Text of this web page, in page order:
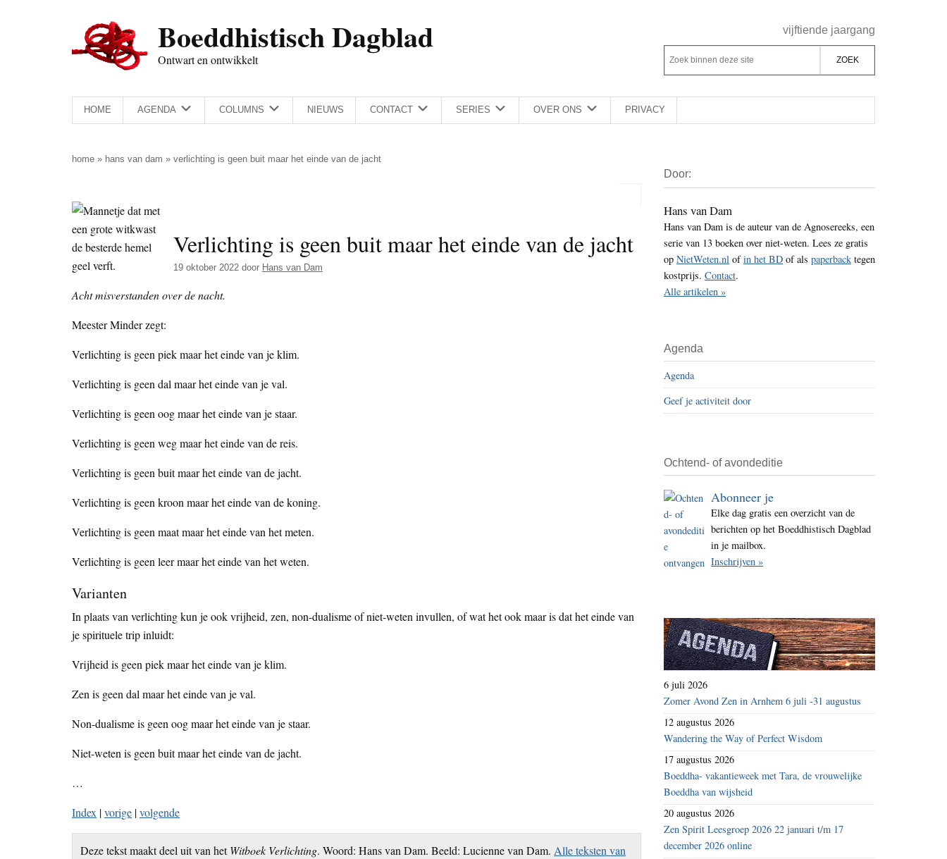
Boeddhistisch Dagblad
Ontwart en ontwikkelt
Rechts
vijftiende jaargang
Z
o
e
k
d
e
z
e
s
i
t
Z
o
k
b
n
n
e
z
e
t
e
HOME AGENDA COLUMNS NIEUWS CONTACT SERIES OVER ONS PRIVACY
home » hans van dam » verlichting is geen buit maar het einde van de jacht
Verlichting is geen buit maar het einde van de jacht
19 oktober 2022 door Hans van Dam
Acht misverstanden over de nacht.
Meester Minder zegt:
Verlichting is geen piek maar het einde van je klim.
Verlichting is geen dal maar het einde van je val.
Verlichting is geen oog maar het einde van je staar.
Verlichting is geen weg maar het einde van de reis.
Verlichting is geen buit maar het einde van de jacht.
Verlichting is geen kroon maar het einde van de koning.
Verlichting is geen maat maar het einde van het meten.
Verlichting is geen leer maar het einde van het weten.
Varianten
In plaats van verlichting kun je ook vrijheid, zen, non-dualisme of niet-weten invullen, of wat het ook maar is dat het einde van
je spirituele trip inluidt:
Vrijheid is geen piek maar het einde van je klim.
Zen is geen dal maar het einde van je val.
Non-dualisme is geen oog maar het einde van je staar.
Niet-weten is geen buit maar het einde van de jacht.
…
Index |vorige |volgende
Deze tekst maakt deel uit van hetWitboek Verlichting. Woord: Hans van Dam. Beeld: Lucienne van Dam.Alle teksten van
Sidebar
Door:
Hans van Dam
Hans van Dam is de auteur van de Agnosereeks, een
serie van 13 boeken over niet-weten. Lees ze gratis
op NietWeten.nl ofin het BD of als paperback tegen
kostprijs. Contact.
Alle artikelen »
Agenda
Agenda
Geef je activiteit door
Ochtend- of avondeditie
Abonneer je
Elke dag gratis een overzicht van de
berichten op het Boeddhistisch Dagblad
in je mailbox.
Inschrijven »
6 juli 2026
Zomer Avond Zen in Arnhem 6 juli -31 augustus
12 augustus 2026
Wandering the Way of Perfect Wisdom
17 augustus 2026
Boeddha- vakantieweek met Tara, de vrouwelijke
Boeddha van wijsheid
20 augustus 2026
Zen Spirit Leesgroep 2026 22 januari t/m 17
december 2026 online